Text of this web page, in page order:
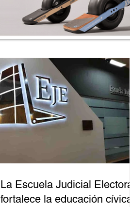
La Escuela Judicial Electoral
fortalece la educación cívica